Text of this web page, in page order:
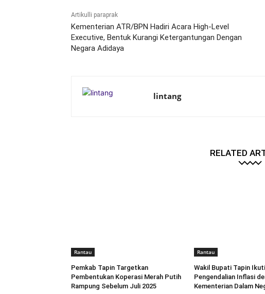
Artikulli paraprak
Kementerian ATR/BPN Hadiri Acara High-Level
Executive, Bentuk Kurangi Ketergantungan Dengan
Negara Adidaya
lintang
RELATED
Rantau
Pemkab Tapin Targetkan
Pembentukan Koperasi Merah Putih
Rampung Sebelum Juli 2025
Rantau
Wakil Bupati Tapin
Pengendalian Inflasi
Kementerian Dalam